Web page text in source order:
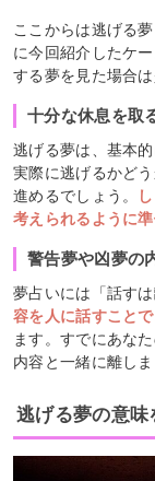
ここからは逃げる
に今回紹介したケ
する夢を見た場合
十分な休息を取
逃げる夢は、基本
実際に逃げるかど
進めるでしょう。
考えられるように
警告夢や凶夢の
夢占いには「話す
容を人に話すこと
ます。すでにあな
内容と一緒に離しま
逃げる夢の意味